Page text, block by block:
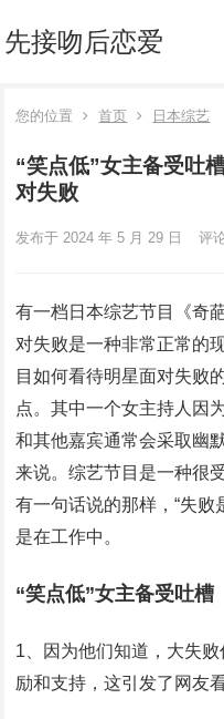
先接吻后恋爱
您的位置 首页 日本综艺
“笑点低”女主备受吐
对失败
发布于 2024 年 5 月 29 日 评
有一档日本综艺节目《奇
对失败是一种非常正常的
目如何看待明星面对失败
点。其中一个女主持人因
和其他嘉宾通常会采取幽
来说。综艺节目是一种很
有一句话说的那样，“失败
是在工作中。
“笑点低”女主备受吐槽
1、因为他们知道，大失
励和支持，这引发了网友